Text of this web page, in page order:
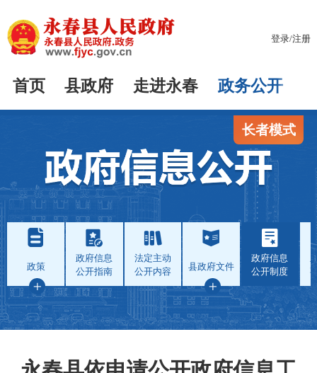
登录/注册
首页 县政府 走进永春 政务公开
长者模式
政策
政府信息
公开指南
法定主动
公开内容
县政府文件
政府信息
公开制度